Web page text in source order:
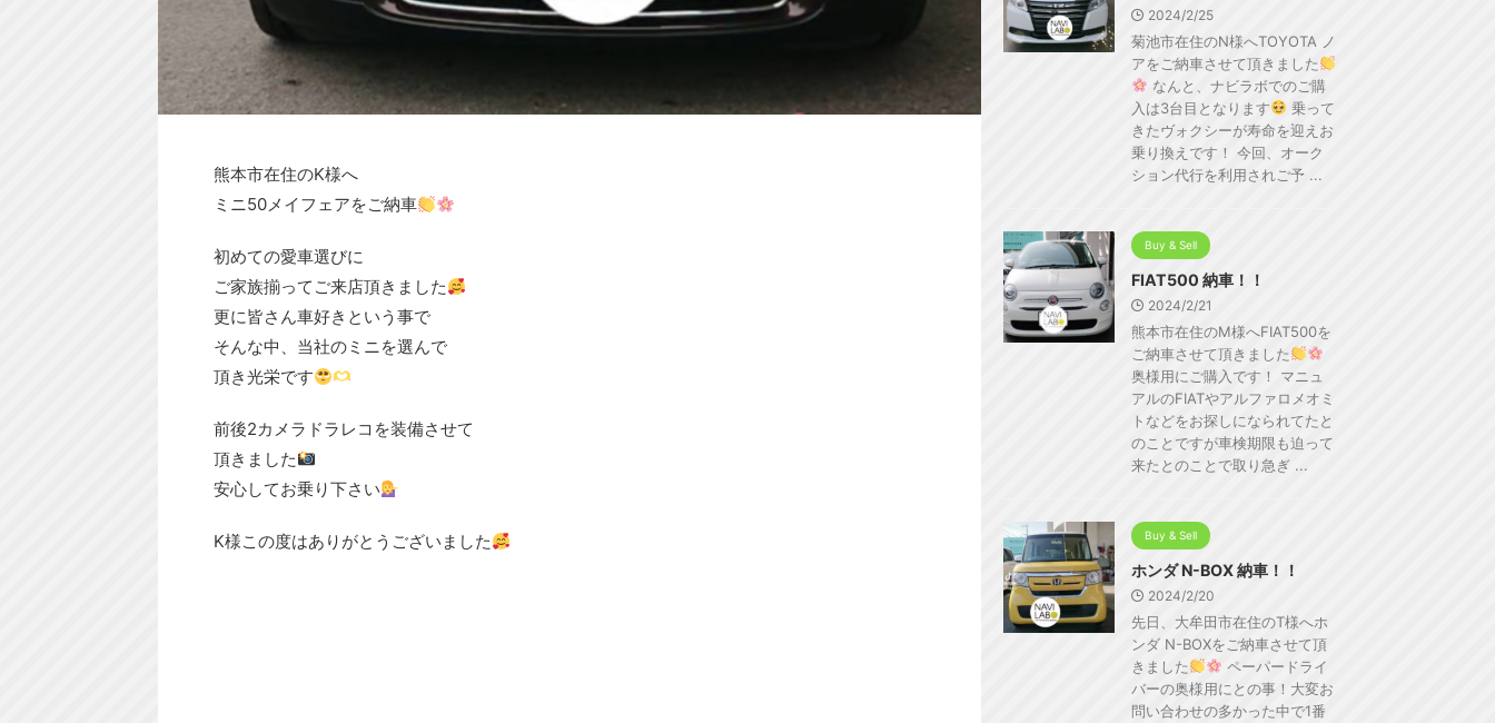
熊本市在住のK様へ
ミニ50メイフェアをご納車
初めての愛車選びに
ご家族揃ってご来店頂きました
更に皆さん車好きという事で
そんな中、当社のミニを選んで
頂き光栄です
前後2カメラドラレコを装備させて
頂きました
安心してお乗り下さい
K様この度はありがとうございました
2024/2/25
菊池市在住のN様へTOYOTA ノ
アをご納車させて頂きました
なんと、ナビラボでのご購
入は3台目となります
乗って
きたヴォクシーが寿命を迎えお
乗り換えです！ 今回、オーク
ション代行を利用されご予 ...
Buy & Sell
FIAT500 納車！！
2024/2/21
熊本市在住のM様へFIAT500を
ご納車させて頂きました
奥様用にご購入です！ マニュ
アルのFIATやアルファロメオミ
トなどをお探しになられてたと
のことですが車検期限も迫って
来たとのことで取り急ぎ ...
Buy & Sell
ホンダ N-BOX 納車！！
2024/2/20
先日、大牟田市在住のT様へホ
ンダ N-BOXをご納車させて頂
きました
ペーパードライ
バーの奥様用にとの事！大変お
問い合わせの多かった中で1番